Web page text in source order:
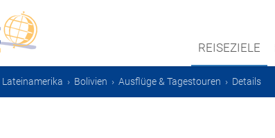
REISEZIELE
Lateinamerika › Bolivien › Ausflüge & Tagestouren › Details